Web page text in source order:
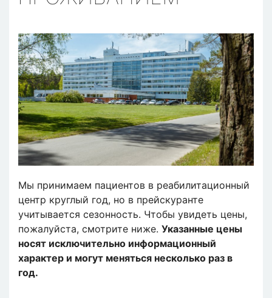
Мы принимаем пациентов в реабилитационный
центр круглый год, но в прейскуранте
учитывается сезонность. Чтобы увидеть цены,
пожалуйста, смотрите ниже. Указанные цены
носят исключительно информационный
характер и могут меняться несколько раз в
год.